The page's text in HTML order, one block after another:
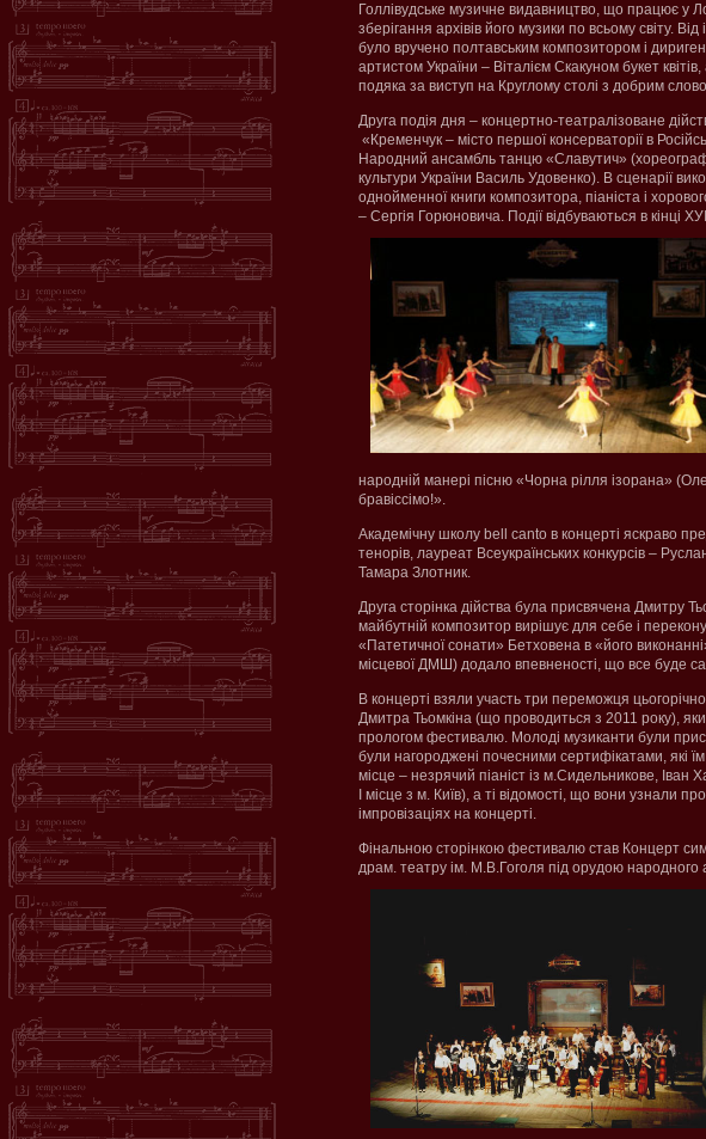
Голлівудське музичне видавництво, що працює у
зберігання архівів його музики по всьому світу. Від
було вручено полтавським композитором і
артистом України – Віталієм Скакуном букет
подяка за виступ на Круглому столі з добрим
Друга подія дня – концертно-театралізоване
«Кременчук – місто першої консерваторії в
Народний ансамбль танцю «Славутич»
культури України Василь Удовенко). В сценарії
однойменної книги композитора, піаніста і
– Сергія Горюновича. Події відбуваються в кінці
народній манері пісню «Чорна рілля ізорана»
бравіссімо!».
Академічну школу bell canto в концерті яскраво
тенорів, лауреат Всеукраїнських конкурсів –
Тамара Злотник.
Друга сторінка дійства була присвячена Дмитру
майбутній композитор вирішує для себе і
«Патетичної сонати» Бетховена в «його
місцевої ДМШ) додало впевненості, що все буде
В концерті взяли участь три переможця
Дмитра Тьомкіна (що проводиться з 2011 року), який
прологом фестивалю. Молоді музиканти були
були нагороджені почесними сертифікатами, які їм
місце – незрячий піаніст із м.Сидельникове, Іван
І місце з м. Київ), а ті відомості, що вони узнали
імпровізаціях на концерті.
Фінальною сторінкою фестивалю став Концерт
драм. театру ім. М.В.Гоголя під орудою народного